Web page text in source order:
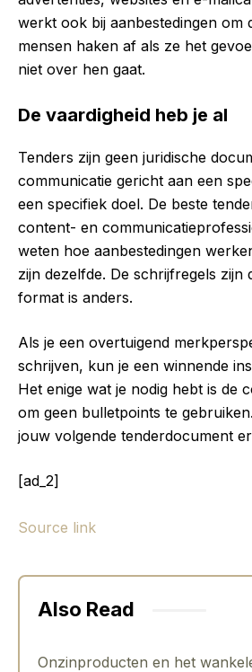
werkt ook bij aanbestedingen om
mensen haken af als ze het
niet over hen gaat.
De vaardigheid heb je al
Tenders zijn geen juridische
communicatie gericht aan een
een specifiek doel. De beste
content- en
weten hoe aanbestedingen
zijn dezelfde. De schrijfregels zijn
format is anders.
Als je een overtuigend
schrijven, kun je een winnende
Het enige wat je nodig hebt is de
om geen bulletpoints te
jouw volgende tenderdocument
[ad_2]
Source link
Also Read
Onzinproducten en het